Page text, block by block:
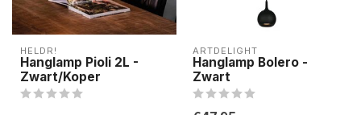
HELDR!
Hanglamp Pioli 2L -
Zwart/Koper
ARTDELIGHT
Hanglamp Bolero -
Zwart